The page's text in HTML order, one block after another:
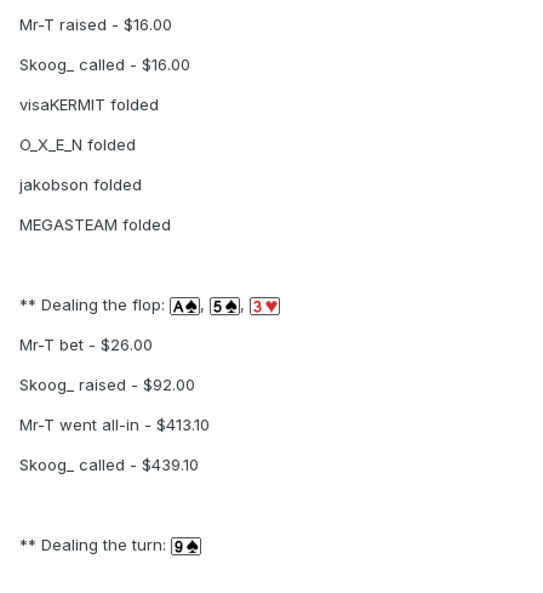
Mr-T raised - $16.00
Skoog_ called - $16.00
visaKERMIT folded
O_X_E_N folded
jakobson folded
MEGASTEAM folded
** Dealing the flop: , ,
Mr-T bet - $26.00
Skoog_ raised - $92.00
Mr-T went all-in - $413.10
Skoog_ called - $439.10
** Dealing the turn: